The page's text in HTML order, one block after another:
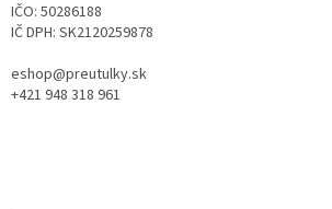
IČO: 50286188
IČ DPH: SK2120259878
eshop@preutulky.sk
+421 948 318 961